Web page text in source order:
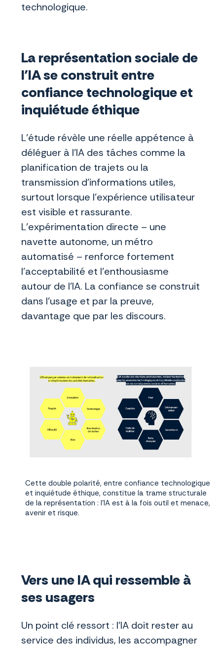
technologique.
La représentation sociale de
l’IAse construit entre
confiance technologique et
inquiétude éthique
L’étude révèle une réelle appétence à
déléguer à l’IA des tâches comme la
planification de trajets ou la
transmission d’informations utiles,
surtout lorsque l’expérience utilisateur
est visible et rassurante.
L’expérimentation directe – une
navette autonome, un métro
automatisé – renforce fortement
l’acceptabilité et l’enthousiasme
autour de l’IA. La confiance se construit
dans l’usage et par la preuve,
davantage que par les discours.
Cette double polarité, entre confiance technologique
et inquiétude éthique, constitue la trame structurale
de la représentation : l’IA est à la fois outil et menace,
avenir et risque.
Vers une IA qui ressemble à
ses usagers
Un point clé ressort : l’IA doit rester au
service des individus, les accompagner